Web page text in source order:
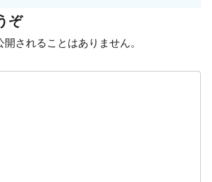
ぞ
開されることはありません。